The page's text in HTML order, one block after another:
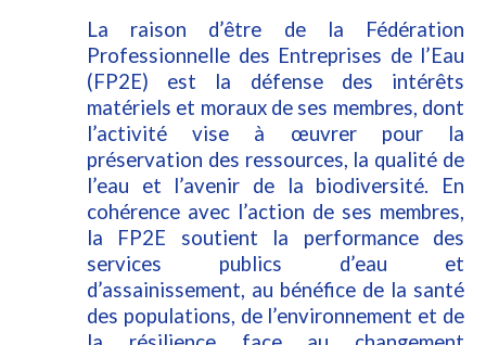
La raison d’être de la Fédération
Professionnelle des Entreprises de l’Eau
(FP2E) est la défense des intérêts
matériels et moraux de ses membres, dont
l’activité vise à œuvrer pour la
préservation des ressources, la qualité de
l’eau et l’avenir de la biodiversité. En
cohérence avec l’action de ses membres,
la FP2E soutient la performance des
services publics d’eau et
d’assainissement, au bénéfice de la santé
des populations, de l’environnement et de